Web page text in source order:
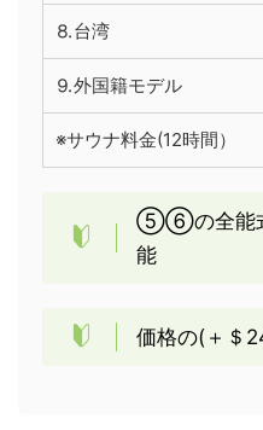
⒏台湾
⒐外国籍モデル
※サウナ料金(12時間）
⑤⑥の全能式
能
価格の(＋＄